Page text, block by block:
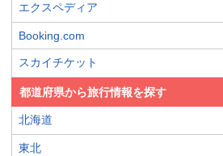
エクスペディア
Booking.com
スカイチケット
都道府県から旅行情報を探す
北海道
東北